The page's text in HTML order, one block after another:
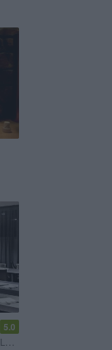
5.0
Lounge